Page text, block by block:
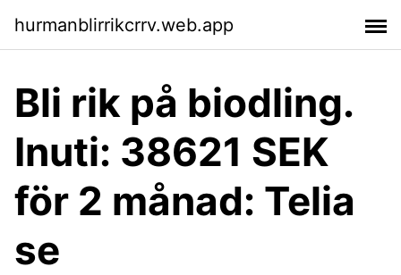
hurmanblirrikcrrv.web.app
Bli rik på biodling.
Inuti: 38621 SEK
för 2 månad: Telia
se